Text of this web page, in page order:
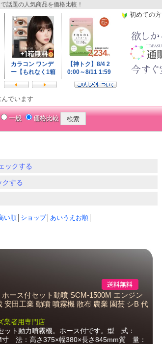
話題の人気商品を価格比較！
初めての方
でいます
一般 価格比較
ックする
する
い順 ショップ│ あいうえお順
ース付セット動噴 SCM-1500M エンジン
安田工業 動噴 噴霧機 散布 農業 園芸 シB 代
業者用専門店
ット動力噴霧機。ホース付です。型 式：
寸 法：高さ375×幅380×長さ845mm質 量：